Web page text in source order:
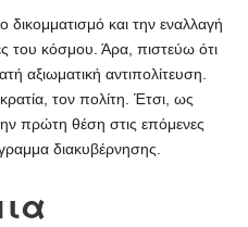
και την εναλλαγή
του κόσμου. Άρα, πιστεύω ότι
αξιωματική αντιπολίτευση.
τον πολίτη. Έτσι, ως
πρώτη θέση στις επόμενες
διακυβέρνησης.